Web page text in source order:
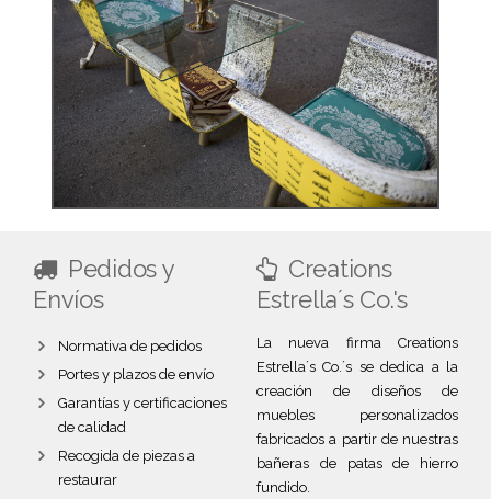
Pedidos y
Envíos
Normativa de pedidos
Portes y plazos de envío
Garantías y certificaciones
de calidad
Recogida de piezas a
restaurar
Creations
Estrella´s Co.'s
La nueva firma Creations
Estrella´s Co.´s se dedica a la
creación de diseños de
muebles personalizados
fabricados a partir de nuestras
bañeras de patas de hierro
fundido.